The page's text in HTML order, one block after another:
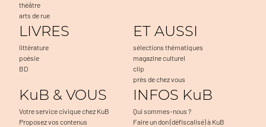
théâtre
arts de rue
LIVRES
littérature
poésie
BD
ET AUSSI
sélections thématiques
magazine culturel
clip
près de chez vous
KuB & VOUS
Votre service civique chez KuB
Proposez vos contenus
INFOS KuB
Qui sommes-nous ?
Faire un don (défiscalisé) à KuB